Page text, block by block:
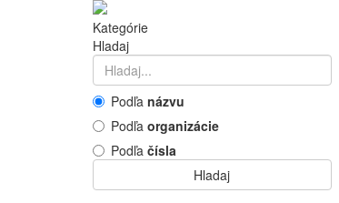
Kategórie
Hladaj
Podľa názvu
Podľa organizácie
Podľa čísla
Hladaj